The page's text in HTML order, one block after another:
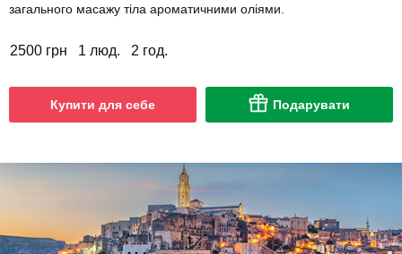
загального масажу тіла ароматичними оліями.
2500 грн 1 люд. 2 год.
Купити для себе Подарувати